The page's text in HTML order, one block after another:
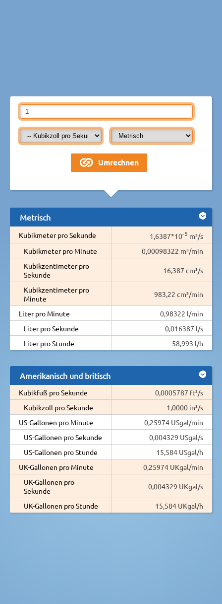
Metrisch
Kubikmeter pro Sekunde 1,6387*10-5 m³/s
Kubikmeter pro Minute
0,00098322 m³/min
Kubikzentimeter pro
Sekunde
16,387 cm³/s
Kubikzentimeter pro
Minute
983,22 cm³/min
Liter pro Minute
0,98322 l/min
Liter pro Sekunde
0,016387 l/s
Liter pro Stunde
58,993 l/h
Amerikanisch und britisch
Kubikfuß pro Sekunde
0,0005787 ft³/s
Kubikzoll pro Sekunde
1,0000 in³/s
US-Gallonen pro Minute
0,25974 USgal/min
US-Gallonen pro Sekunde
0,004329 USgal/s
US-Gallonen pro Stunde
15,584 USgal/h
UK-Gallonen pro Minute
0,25974 UKgal/min
UK-Gallonen pro
Sekunde
0,004329 UKgal/s
UK-Gallonen pro Stunde 15,584 UKgal/h